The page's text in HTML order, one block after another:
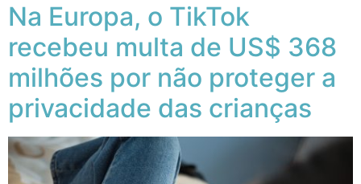
Na Europa, o TikTok
recebeu multa de US$ 368
milhões por não proteger a
privacidade das crianças